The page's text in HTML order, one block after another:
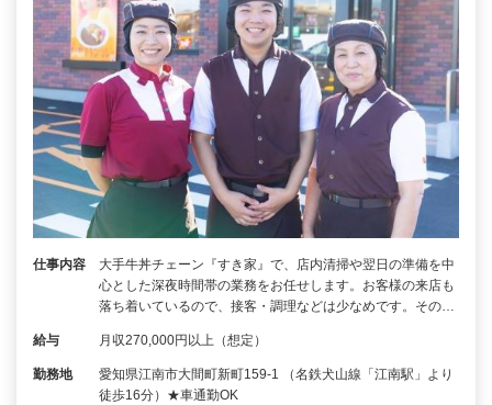
仕事内容
大手牛丼チェーン『すき家』で、店内清掃や翌日の準備を中
心とした深夜時間帯の業務をお任せします。お客様の来店も
落ち着いているので、接客・調理などは少なめです。その…
給与 月収270,000円以上（想定）
勤務地
愛知県江南市大間町新町159-1 （名鉄犬山線「江南駅」より
徒歩16分）★車通勤OK